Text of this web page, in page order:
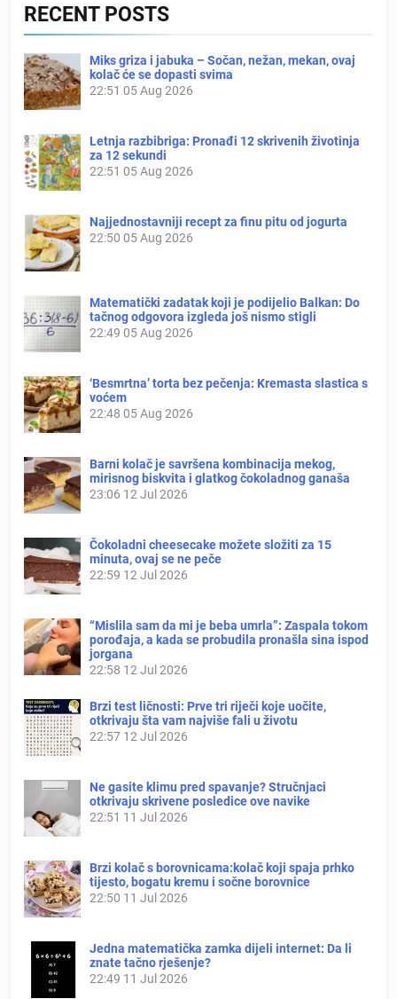
RECENT POSTS
Miks griza i jabuka – Sočan, nežan, mekan, ovaj
kolač će se dopasti svima
22:51 05 Aug 2026
Letnja razbibriga: Pronađi 12 skrivenih životinja
za 12 sekundi
22:51 05 Aug 2026
Najjednostavniji recept za finu pitu od jogurta
22:50 05 Aug 2026
Matematički zadatak koji je podijelio Balkan: Do
tačnog odgovora izgleda još nismo stigli
22:49 05 Aug 2026
‘Besmrtna’ torta bez pečenja: Kremasta slastica s
voćem
22:48 05 Aug 2026
Barni kolač je savršena kombinacija mekog,
mirisnog biskvita i glatkog čokoladnog ganaša
23:06 12 Jul 2026
Čokoladni cheesecake možete složiti za 15
minuta, ovaj se ne peče
22:59 12 Jul 2026
“Mislila sam da mi je beba umrla”: Zaspala tokom
porođaja, a kada se probudila pronašla sina ispod
jorgana
22:58 12 Jul 2026
Brzi test ličnosti: Prve tri riječi koje uočite,
otkrivaju šta vam najviše fali u životu
22:57 12 Jul 2026
Ne gasite klimu pred spavanje? Stručnjaci
otkrivaju skrivene posledice ove navike
22:51 11 Jul 2026
Brzi kolač s borovnicama:kolač koji spaja prhko
tijesto, bogatu kremu i sočne borovnice
22:50 11 Jul 2026
Jedna matematička zamka dijeli internet: Da li
znate tačno rješenje?
22:49 11 Jul 2026